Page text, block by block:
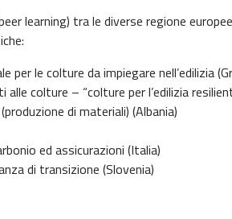
learning) tra le diverse regione
per le colture da impiegare nell’edilizia
colture – “colture per l’edilizia
di materiali) (Albania)
ed assicurazioni (Italia)
di transizione (Slovenia)